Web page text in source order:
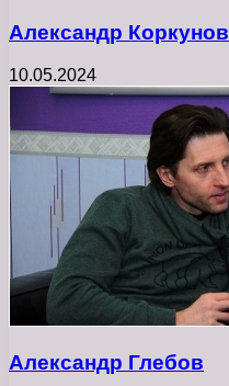
Александр Коркунов
10.05.2024
Александр Глебов